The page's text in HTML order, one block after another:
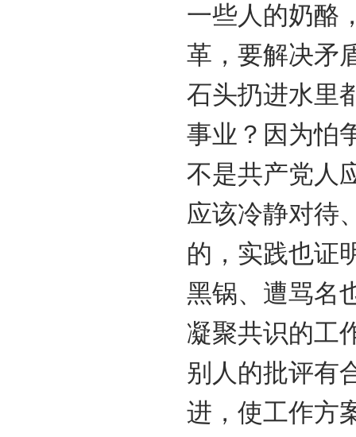
一些人的奶酪
革，要解决矛
石头扔进水里
事业？因为怕
不是共产党人
应该冷静对待
的，实践也证
黑锅、遭骂名
凝聚共识的工
别人的批评有
进，使工作方